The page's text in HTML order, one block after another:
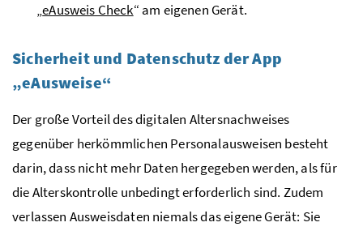
„eAusweis Check“ am eigenen Gerät.
Sicherheit und Datenschutz der App
„eAusweise“
Der große Vorteil des digitalen Altersnachweises
gegenüber herkömmlichen Personalausweisen besteht
darin, dass nicht mehr Daten hergegeben werden, als für
die Alterskontrolle unbedingt erforderlich sind. Zudem
verlassen Ausweisdaten niemals das eigene Gerät: Sie